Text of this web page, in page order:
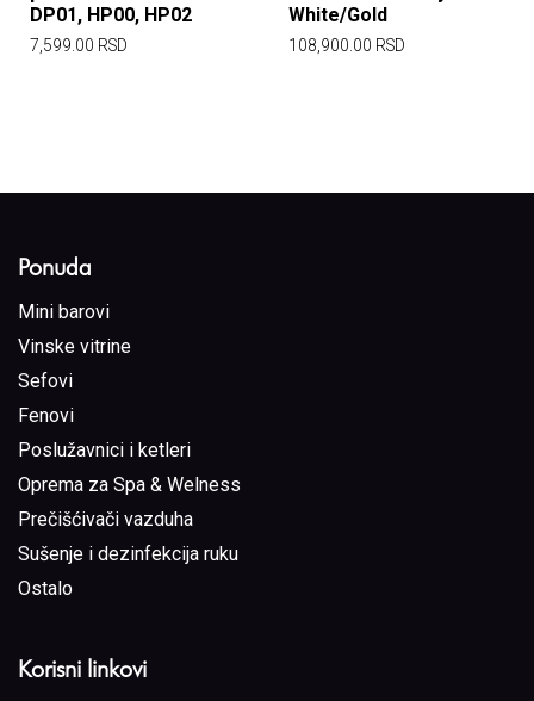
DP01, HP00, HP02
7,599.00 RSD
White/Gold
108,900.00 RSD
Ponuda
Mini barovi
Vinske vitrine
Sefovi
Fenovi
Poslužavnici i ketleri
Oprema za Spa & Welness
Prečišćivači vazduha
Sušenje i dezinfekcija ruku
Ostalo
Korisni linkovi